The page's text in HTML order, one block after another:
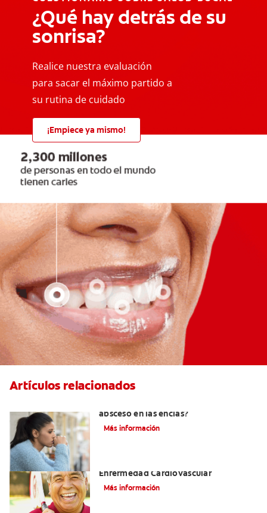
¿Qué hay detrás de su
sonrisa?
Realice nuestra evaluación
para sacar el máximo partido a
su rutina de cuidado
¡Empiece ya mismo!
Artículos relacionados
absceso en las encías?
Más información
Enfermedad Cardiovascular
Más información